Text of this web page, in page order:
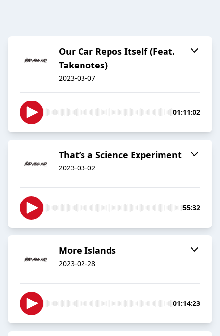
Our Car Repos Itself (Feat.
Takenotes)
2023-03-07
01:11:02
That’s a Science Experiment
2023-03-02
55:32
More Islands
2023-02-28
01:14:23